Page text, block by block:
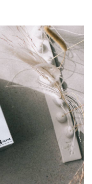
PEAU,
: PEAU,
SUBLIMES